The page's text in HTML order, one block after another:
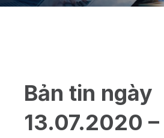
Bản tin ngày
13.07.2020